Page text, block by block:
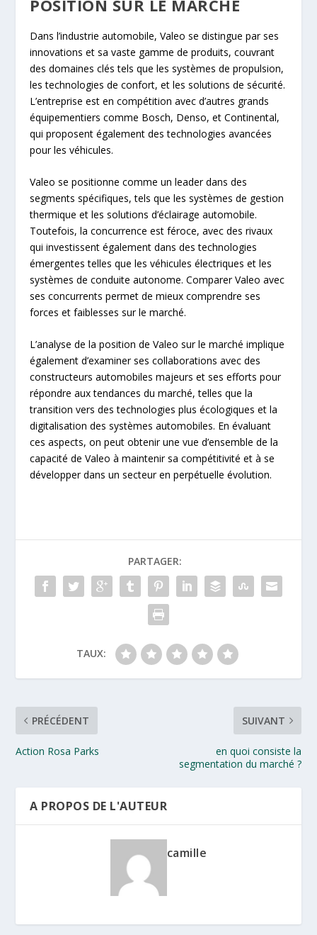
POSITION SUR LE MARCHÉ
Dans l’industrie automobile, Valeo se distingue par ses
innovations et sa vaste gamme de produits, couvrant
des domaines clés tels que les systèmes de propulsion,
les technologies de confort, et les solutions de sécurité.
L’entreprise est en compétition avec d’autres grands
équipementiers comme Bosch, Denso, et Continental,
qui proposent également des technologies avancées
pour les véhicules.
Valeo se positionne comme un leader dans des
segments spécifiques, tels que les systèmes de gestion
thermique et les solutions d’éclairage automobile.
Toutefois, la concurrence est féroce, avec des rivaux
qui investissent également dans des technologies
émergentes telles que les véhicules électriques et les
systèmes de conduite autonome. Comparer Valeo avec
ses concurrents permet de mieux comprendre ses
forces et faiblesses sur le marché.
L’analyse de la position de Valeo sur le marché implique
également d’examiner ses collaborations avec des
constructeurs automobiles majeurs et ses efforts pour
répondre aux tendances du marché, telles que la
transition vers des technologies plus écologiques et la
digitalisation des systèmes automobiles. En évaluant
ces aspects, on peut obtenir une vue d’ensemble de la
capacité de Valeo à maintenir sa compétitivité et à se
développer dans un secteur en perpétuelle évolution.
PARTAGER:
TAUX:
PRÉCÉDENT
Action Rosa Parks
SUIVANT
en quoi consiste la
segmentation du marché ?
A PROPOS DE L'AUTEUR
camille